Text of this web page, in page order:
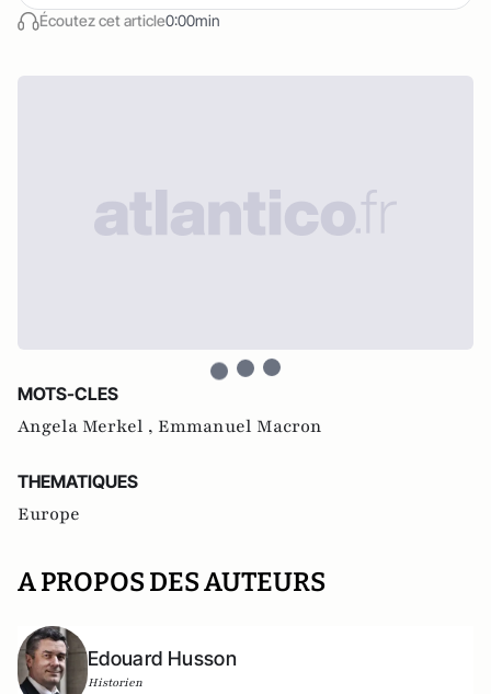
Écoutez cet article0:00min
MOTS-CLES
Angela Merkel , Emmanuel Macron
THEMATIQUES
Europe
A PROPOS DES AUTEURS
Edouard Husson
Historien